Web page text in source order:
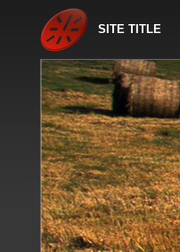
SITE TITLE